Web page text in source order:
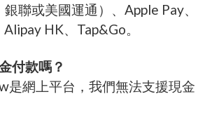
聯或美國運通）、Apple Pay、
HK、Tap&Go。
付款嗎？
是網上平台，我們無法支援現金